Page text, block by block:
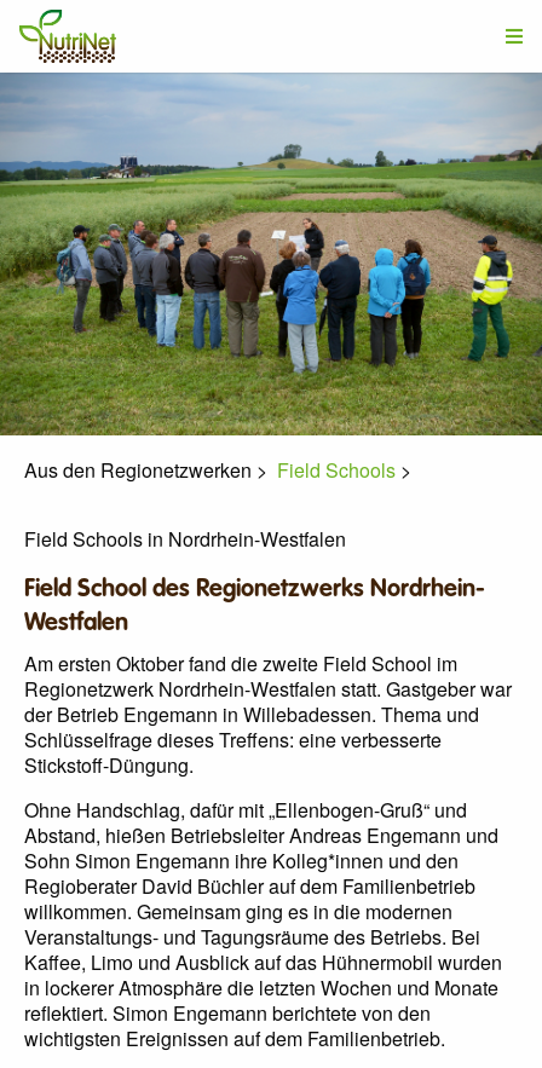
Aus den Regionetzwerken > Field Schools >
Field Schools in Nordrhein-Westfalen
Field School des Regionetzwerks Nordrhein-
Westfalen
Am ersten Oktober fand die zweite Field School im
Regionetzwerk Nordrhein-Westfalen statt. Gastgeber war
der Betrieb Engemann in Willebadessen. Thema und
Schlüsselfrage dieses Treffens: eine verbesserte
Stickstoff-Düngung.
Ohne Handschlag, dafür mit „Ellenbogen-Gruß“ und
Abstand, hießen Betriebsleiter Andreas Engemann und
Sohn Simon Engemann ihre Kolleg*innen und den
Regioberater David Büchler auf dem Familienbetrieb
willkommen. Gemeinsam ging es in die modernen
Veranstaltungs- und Tagungsräume des Betriebs. Bei
Kaffee, Limo und Ausblick auf das Hühnermobil wurden
in lockerer Atmosphäre die letzten Wochen und Monate
reflektiert. Simon Engemann berichtete von den
wichtigsten Ereignissen auf dem Familienbetrieb.